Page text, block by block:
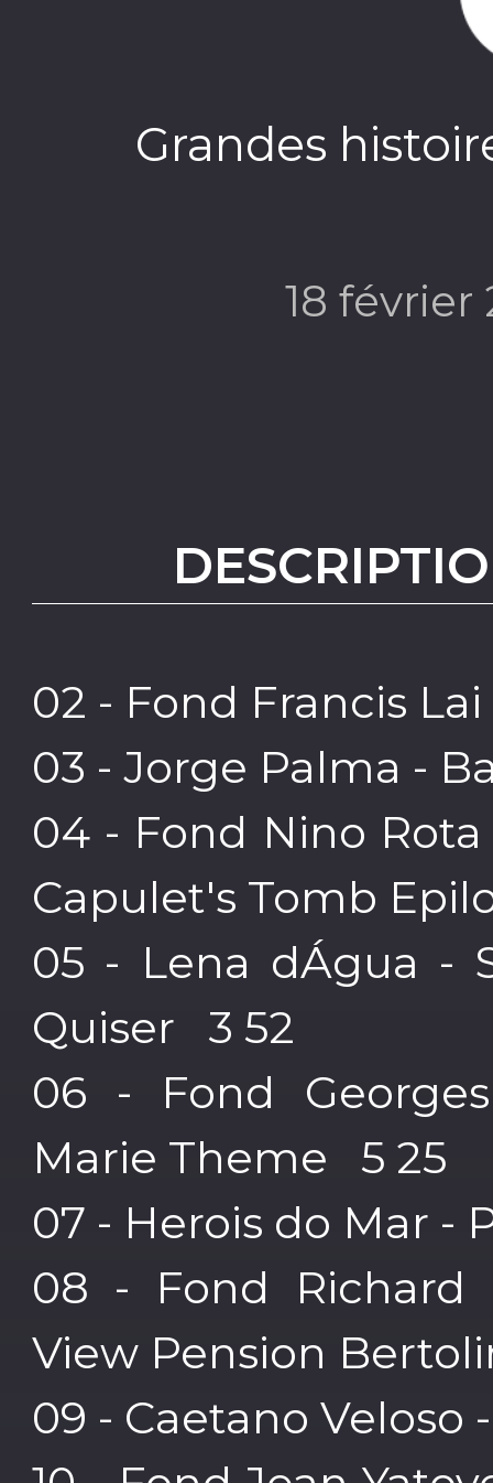
Grandes
18 février
02 - Fond Francis
03 - Jorge Palma -
04 - Fond Nino
Capulet's Tomb
05 - Lena dÁgua -
Quiser 3 52
06 - Fond
Marie Theme 5 25
07 - Herois do Mar -
08 - Fond
View Pension
09 - Caetano